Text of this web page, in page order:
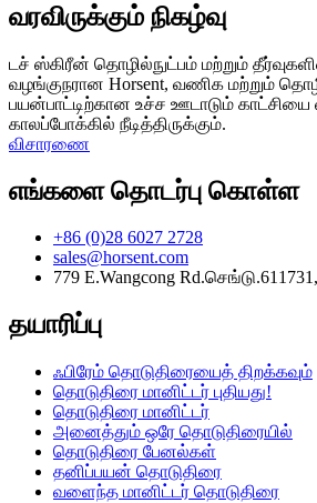
வரவிருக்கும் நிகழ்வு
டச் ஸ்கிரீன் தொழில்நுட்பம் மற்றும்
வழங்குநரான Horsent, வணிக மற்றும்
பயன்பாட்டிற்கான உச்ச ஊடாடும் காட்சியை
காலப்போக்கில் நீடித்திருக்கும்.
விசாரணை
எங்களை தொடர்பு கொள்ள
+86 (0)28 6027 2728
sales@horsent.com
779 E.Wangcong
தயாரிப்பு
ஃபிரேம் தொடுதிரையைத் திறக்கவும்
தொடுதிரை மானிட்டர் புதியது!
தொடுதிரை மானிட்டர்
அனைத்தும் ஒரே தொடுதிரையில்
தொடுதிரை பேனல்கள்
தனிப்பயன் தொடுதிரை
வளைந்த மானிட்டர் தொடுதிரை